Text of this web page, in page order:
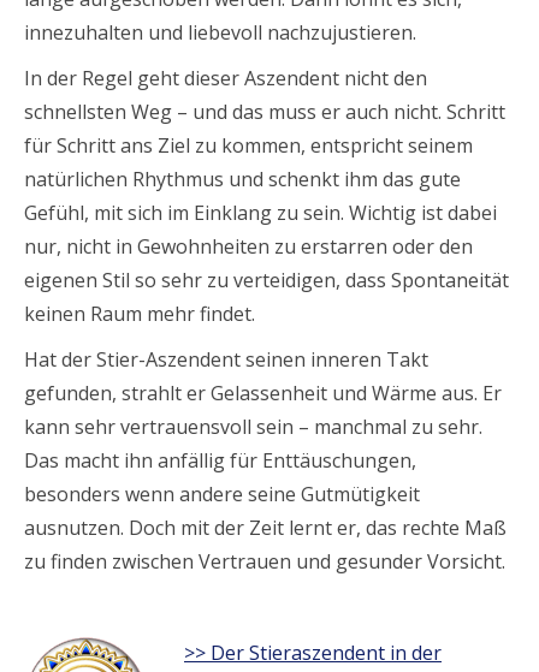
innezuhalten und liebevoll nachzujustieren.
In der Regel geht dieser Aszendent nicht den
schnellsten Weg – und das muss er auch nicht. Schritt
für Schritt ans Ziel zu kommen, entspricht seinem
natürlichen Rhythmus und schenkt ihm das gute
Gefühl, mit sich im Einklang zu sein. Wichtig ist dabei
nur, nicht in Gewohnheiten zu erstarren oder den
eigenen Stil so sehr zu verteidigen, dass Spontaneität
keinen Raum mehr findet.
Hat der Stier-Aszendent seinen inneren Takt
gefunden, strahlt er Gelassenheit und Wärme aus. Er
kann sehr vertrauensvoll sein – manchmal zu sehr.
Das macht ihn anfällig für Enttäuschungen,
besonders wenn andere seine Gutmütigkeit
ausnutzen. Doch mit der Zeit lernt er, das rechte Maß
zu finden zwischen Vertrauen und gesunder Vorsicht.
>> Der Stieraszendent in der